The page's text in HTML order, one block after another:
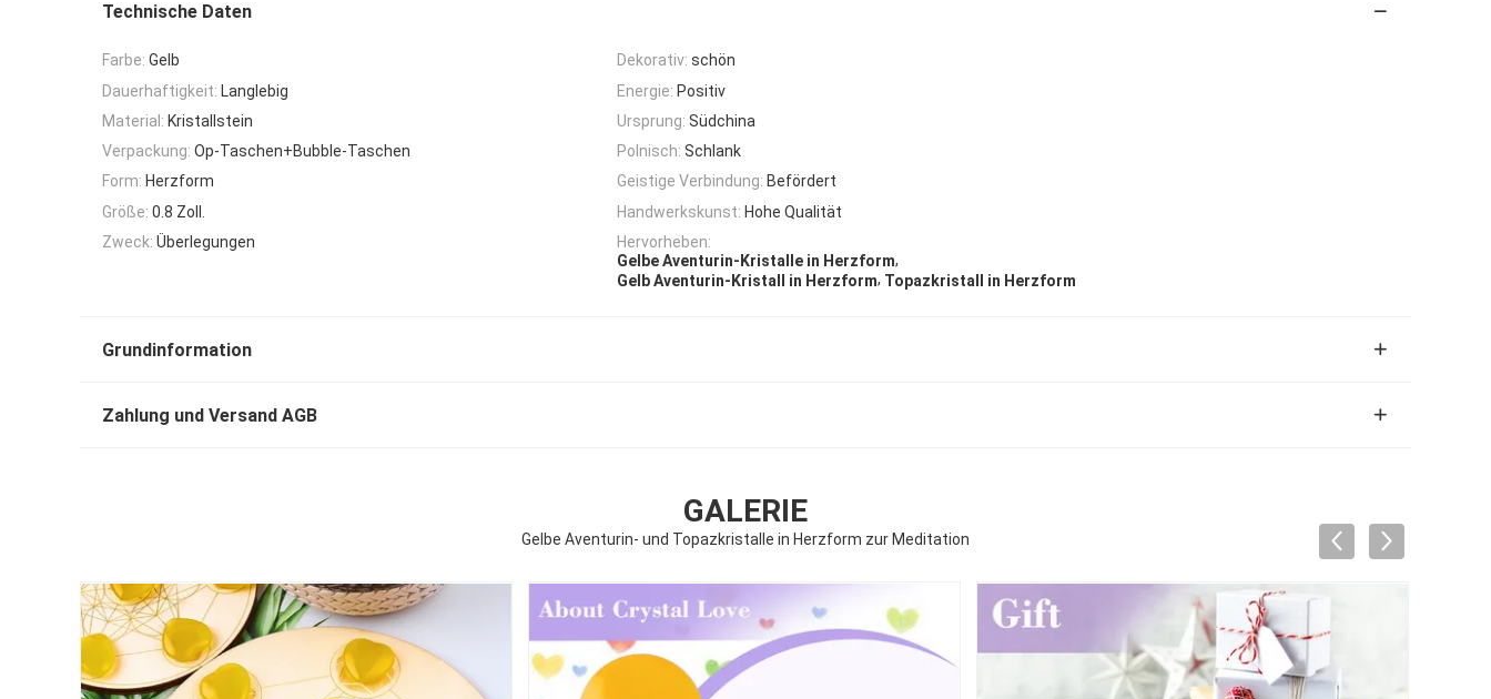
Technische Daten
Farbe: Gelb Dekorativ: schön
Dauerhaftigkeit: Langlebig Energie: Positiv
Material: Kristallstein Ursprung: Südchina
Verpackung: Op-Taschen+Bubble-Taschen Polnisch: Schlank
Form: Herzform Geistige Verbindung: Befördert
Größe: 0.8 Zoll. Handwerkskunst: Hohe Qualität
Zweck: Überlegungen
Hervorheben:
Gelbe Aventurin-Kristalle in Herzform,
Gelb Aventurin-Kristall in Herzform, Topazkristall in Herzform
Grundinformation
Zahlung und Versand AGB
GALERIE
Gelbe Aventurin- und Topazkristalle in Herzform zur Meditation